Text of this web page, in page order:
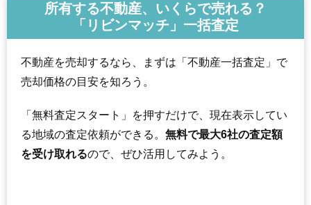
所有する不動産、いくらで売れる？
「リビンマッチ」一括査定
不動産を売却するなら、まずは「不動産一括査定」で
売却価格の目安を知ろう。
「無料査定スタート」を押すだけで、現在表示してい
る地域の査定依頼ができる。 無料で最大6社の査定額
を受け取れるので、ぜひ活用してみよう。